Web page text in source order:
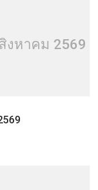
สิงหาคม 2569